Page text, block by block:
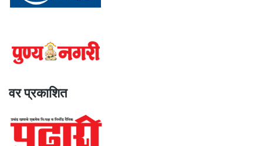
वर प्रकाशित